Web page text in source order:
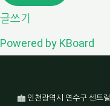
글쓰기
Powered by KBoard
인천광역시 연수구 센트